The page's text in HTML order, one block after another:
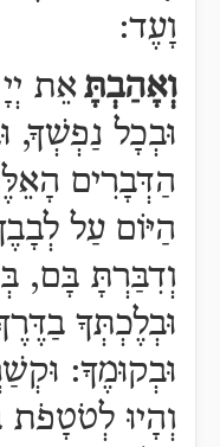
וָעֶד:
וְאָהַבְתָּאֵת
וּבְכָל נַפְשְׁךָ,
הַדְּבָרִים
הַיּוֹם עַל
וְדִבַּרְתָּ בָּם,
וּבְלֶכְתְּךָ
וּבְקוּמֶךָ:
וְהָיוּ לְטֹטָפֹת